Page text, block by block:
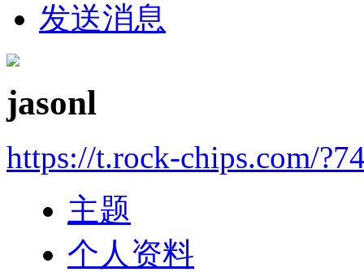
发送消息
jasonl
https://t.rock-chips.com/
主题
个人资料